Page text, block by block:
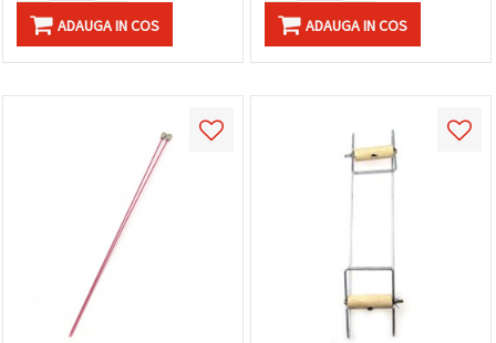
ADAUGA IN COS ADAUGA IN COS